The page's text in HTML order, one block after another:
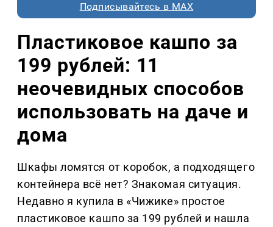
Подписывайтесь в MAX
Пластиковое кашпо за
199 рублей: 11
неочевидных способов
использовать на даче и
дома
Шкафы ломятся от коробок, а подходящего
контейнера всё нет? Знакомая ситуация.
Недавно я купила в «Чижике» простое
пластиковое кашпо за 199 рублей и нашла